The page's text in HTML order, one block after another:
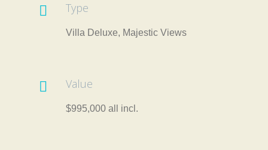
 Type
Villa Deluxe, Majestic Views
 Value
$995,000 all incl.